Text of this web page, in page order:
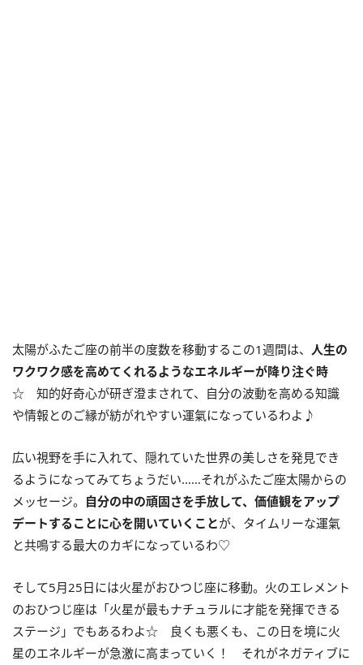
太陽がふたご座の前半の度数を移動するこの1週間は、 人生の
ワクワク感を高めてくれるようなエネルギーが降り注ぐ時
☆ 知的好奇心が研ぎ澄まされて、自分の波動を高める知識
や情報とのご縁が紡がれやすい運氣になっているわよ♪
広い視野を手に入れて、隠れていた世界の美しさを発見でき
るようになってみてちょうだい……それがふたご座太陽からの
メッセージ。 自分の中の頑固さを手放して、価値観をアップ
デートすることに心を開いていくことが、タイムリーな運氣
と共鳴する最大のカギになっているわ♡
そして5月25日には火星がおひつじ座に移動。火のエレメント
のおひつじ座は「火星が最もナチュラルに才能を発揮できる
ステージ」でもあるわよ☆ 良くも悪くも、この日を境に火
星のエネルギーが急激に高まっていく！ それがネガティブに